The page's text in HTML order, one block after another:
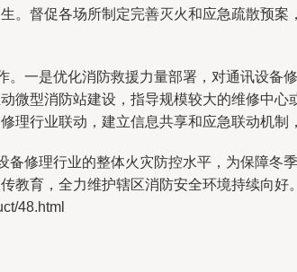
。督促各场所制定完善灭火和应急疏散预案
。一是优化消防救援力量部署，对通讯设
微型消防站建设，指导规模较大的维修中
理行业联动，建立信息共享和应急联动机制
备修理行业的整体火灾防控水平，为保障
教育，全力维护辖区消防安全环境持续向好。
48.html